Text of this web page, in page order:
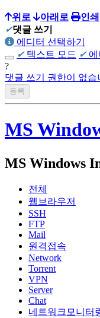
위로 아래로 인쇄
✔댓글 쓰기
에디터 선택하기
✔ 텍스트 모드 ✔
?
댓글 쓰기 권한이 없
MS
MS Windows
전체
웹브라우저
SSH
FTP
Mail
원격접속
Network
Torrent
VPN
Server
Chat
네트워크모니터